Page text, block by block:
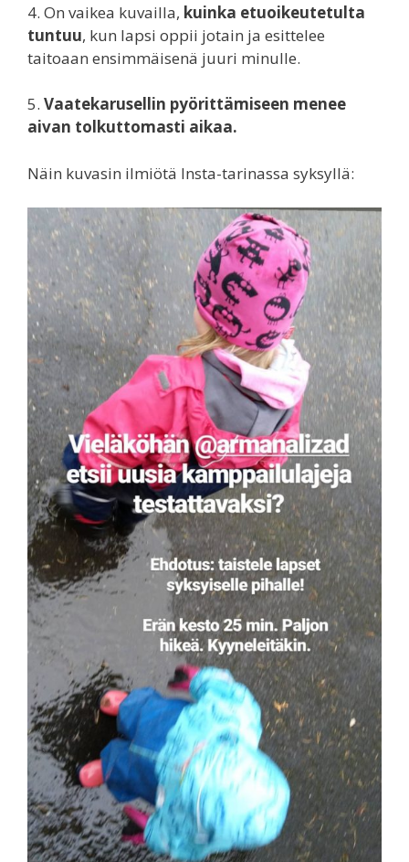
4. On vaikea kuvailla, kuinka etuoikeutetulta
tuntuu, kun lapsi oppii jotain ja esittelee
taitoaan ensimmäisenä juuri minulle.
5. Vaatekarusellin pyörittämiseen menee
aivan tolkuttomasti aikaa.
Näin kuvasin ilmiötä Insta-tarinassa syksyllä: